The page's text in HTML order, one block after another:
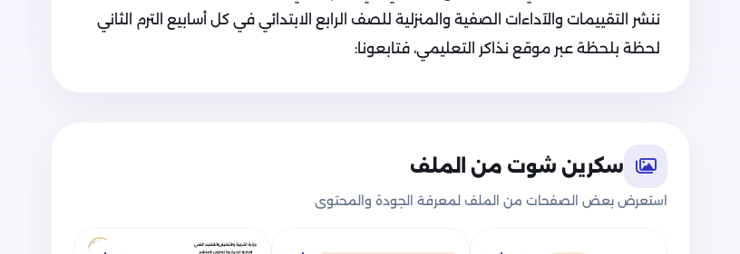
ننشر التقييمات والآداءات الصفية والمنزلية للصف الرابع الابتدائي في كل أسابيع الترم الثاني
لحظة بلحظة عبر موقع نذاكر التعليمي، فتابعونا:
سكرين شوت من الملف
استعرض بعض الصفحات من الملف لمعرفة الجودة والمحتوى